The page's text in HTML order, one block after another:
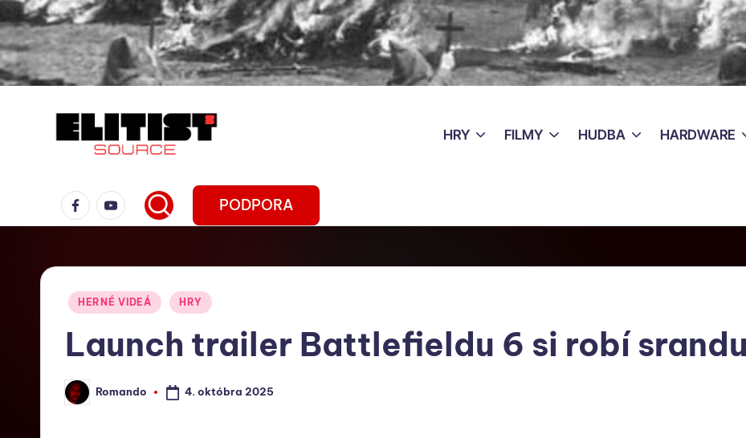
HRY FILMY HUDBA HARDWARE
PODPORA
HERNÉ VIDEÁ HRY
Launch trailer Battlefieldu 6 si robí
Romando 4. októbra 2025